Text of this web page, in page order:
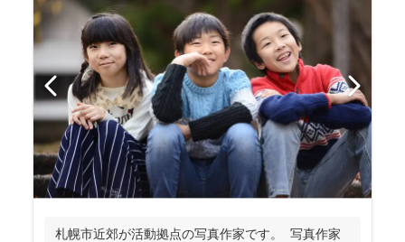
札幌市近郊が活動拠点の写真作家です。 写真作家